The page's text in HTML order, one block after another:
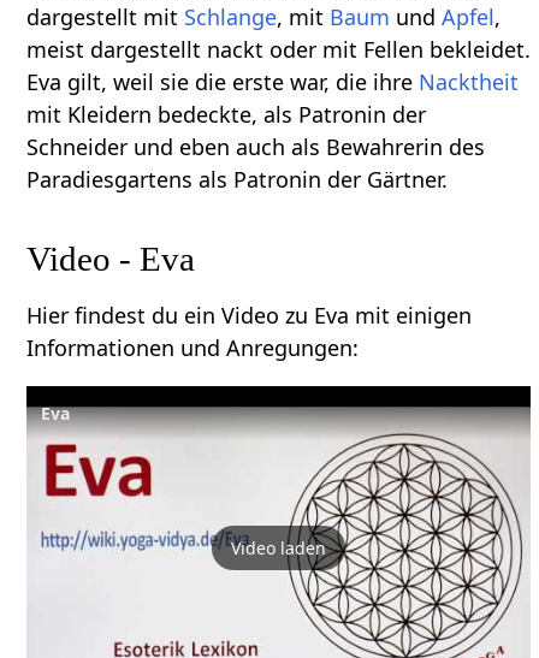
dargestellt mit Schlange, mit Baum undApfel,
meist dargestellt nackt oder mit Fellen bekleidet.
Eva gilt, weil sie die erste war, die ihre Nacktheit
mit Kleidern bedeckte, als Patronin der
Schneider und eben auch als Bewahrerin des
Paradiesgartens als Patronin der Gärtner.
Video - Eva
Hier findest du ein Video zu Eva mit einigen
Informationen und Anregungen:
Eva
Video laden